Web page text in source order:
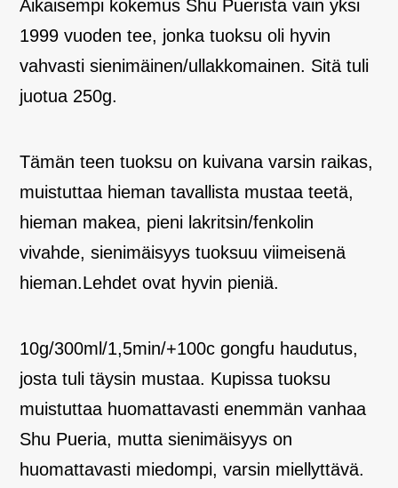
Aikaisempi kokemus Shu Puerista vain yksi
1999 vuoden tee, jonka tuoksu oli hyvin
vahvasti sienimäinen/ullakkomainen. Sitä tuli
juotua 250g.
Tämän teen tuoksu on kuivana varsin raikas,
muistuttaa hieman tavallista mustaa teetä,
hieman makea, pieni lakritsin/fenkolin
vivahde, sienimäisyys tuoksuu viimeisenä
hieman.Lehdet ovat hyvin pieniä.
10g/300ml/1,5min/+100c gongfu haudutus,
josta tuli täysin mustaa. Kupissa tuoksu
muistuttaa huomattavasti enemmän vanhaa
Shu Pueria, mutta sienimäisyys on
huomattavasti miedompi, varsin miellyttävä.